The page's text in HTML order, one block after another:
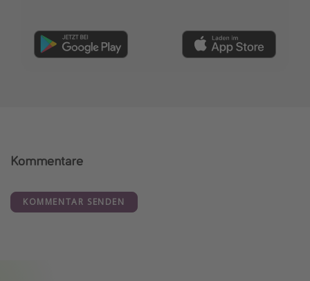
Kommentare
KOMMENTAR SENDEN